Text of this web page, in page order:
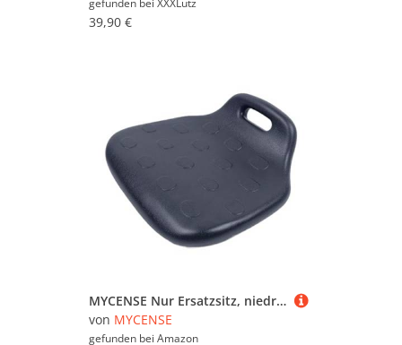
gefunden bei XXXLutz
39,90 €
MYCENSE Nur Ersatzsitz, niedrige Rückenlehne, Stuhl, Sitzhocker für Drehhocker, Barstuhl, Schreibtischstuhl
von MYCENSE
gefunden bei Amazon